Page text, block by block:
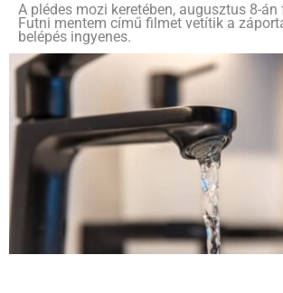
A plédes mozi keretében, augusztus 8-
Futni mentem című filmet vetítik a
belépés ingyenes.